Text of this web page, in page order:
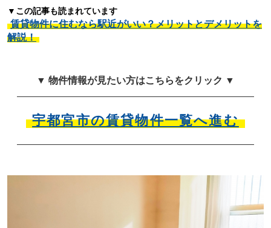
▼この記事も読まれています
賃貸物件に住むなら駅近がいい？メリットとデメリットを
解説！
▼ 物件情報が見たい方はこちらをクリック ▼
宇都宮市の賃貸物件一覧へ進む